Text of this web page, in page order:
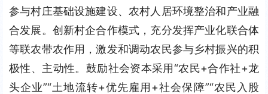
参与村庄基础设施建设、农村人居环境整治和产业融
合发展。创新村企合作模式，充分发挥产业化联合体
等联农带农作用，激发和调动农民参与乡村振兴的积
极性、主动性。鼓励社会资本采用“农民+合作社+龙
头企业”“土地流转+优先雇用+社会保障”“农民入股